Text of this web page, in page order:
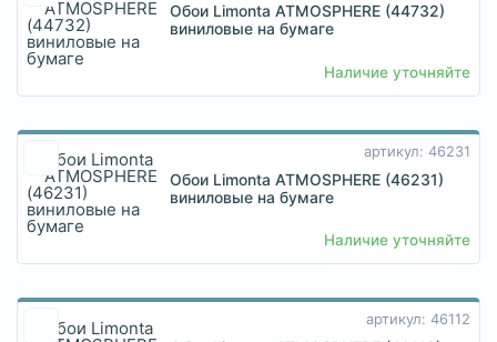
Обои Limonta ATMOSPHERE (44732)
виниловые на бумаге
Наличие уточняйте
артикул: 46231
Обои Limonta ATMOSPHERE (46231)
виниловые на бумаге
Наличие уточняйте
артикул: 46112